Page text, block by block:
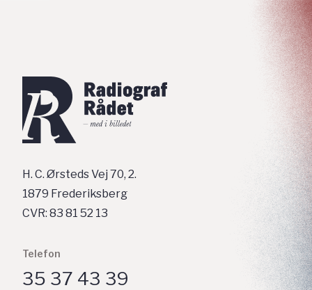
H. C. Ørsteds Vej 70, 2.
1879 Frederiksberg
CVR: 83 81 52 13
Telefon
35 37 43 39